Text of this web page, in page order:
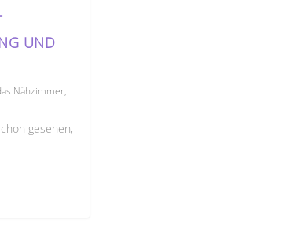
UND
Nähzimmer,
gesehen,